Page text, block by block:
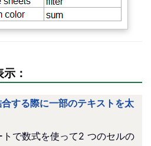
：
する際に一部のテキストを太
で数式を使って2 つのセルの